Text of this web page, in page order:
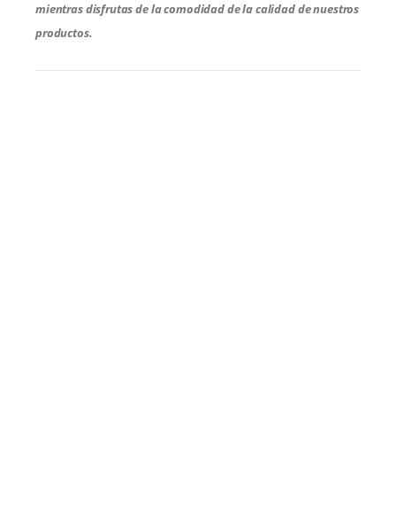
mientras disfrutas de la comodidad de la calidad de nuestros
productos.